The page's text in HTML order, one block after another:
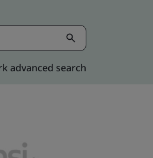
advanced search